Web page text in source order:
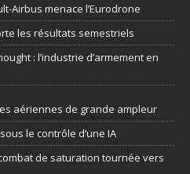
Airbus menace l’Eurodrone
les résultats semestriels
: l’industrie d’armement en
aériennes de grande ampleur
le contrôle d’une IA
de saturation tournée vers